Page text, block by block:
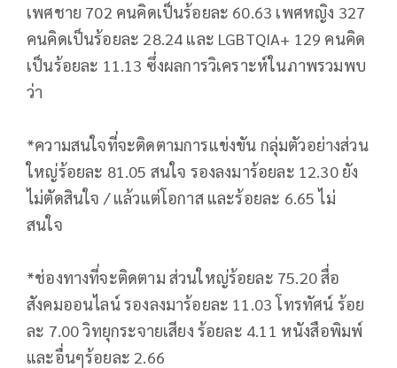
เพศชาย 702 คนคิดเป็นร้อยละ 60.63 เพศหญิง 327
คนคิดเป็นร้อยละ 28.24 และ LGBTQIA+ 129 คนคิด
เป็นร้อยละ 11.13 ซึ่งผลการวิเคราะห์ในภาพรวมพบ
ว่า
*ความสนใจที่จะติดตามการแข่งขัน กลุ่มตัวอย่างส่วน
ใหญ่ร้อยละ 81.05 สนใจ รองลงมาร้อยละ 12.30 ยัง
ไม่ตัดสินใจ / แล้วแต่โอกาส และร้อยละ 6.65 ไม่
สนใจ
​*ช่องทางที่จะติดตาม ส่วนใหญ่ร้อยละ 75.20 สื่อ
สังคมออนไลน์ รองลงมาร้อยละ 11.03 โทรทัศน์ ร้อย
ละ 7.00 วิทยุกระจายเสียง ร้อยละ 4.11 หนังสือพิมพ์
และอื่นๆร้อยละ 2.66